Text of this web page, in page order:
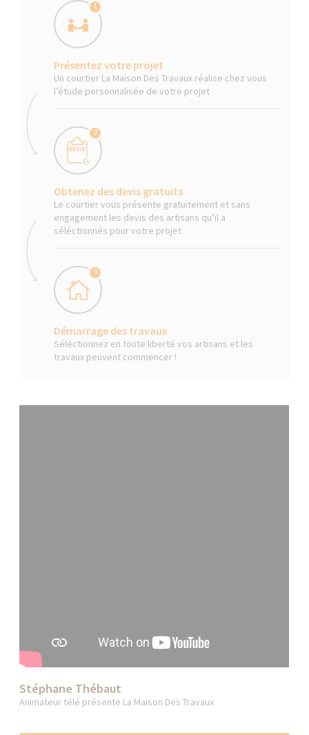
1
Présentez votre projet
Un courtier La Maison Des Travaux réalise chez vous
l’étude personnalisée de votre projet
2
Obtenez des devis gratuits
Le courtier vous présente gratuitement et sans
engagement les devis des artisans qu’il a
séléctionnés pour votre projet
3
Démarrage des travaux
Séléctionnez en toute liberté vos artisans et les
travaux peuvent commencer !
Stéphane Thébaut
Animateur télé présente La Maison Des Travaux